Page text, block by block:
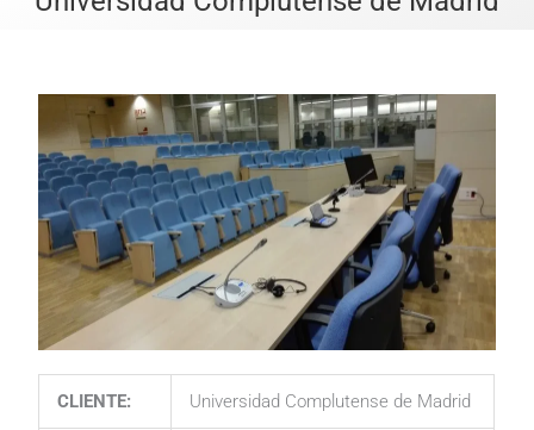
CLIENTE: Universidad Complutense de Madrid